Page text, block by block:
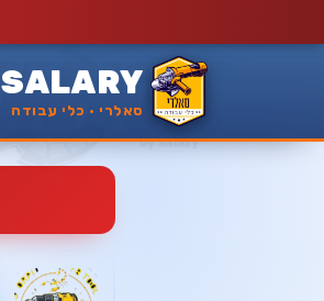
SALARY
סאלרי · כלי עבודה